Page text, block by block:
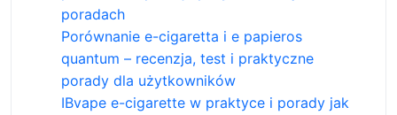
poradach
Porównanie e-cigaretta i e papieros
quantum – recenzja, test i praktyczne
porady dla użytkowników
IBvape e-cigarette w praktyce i porady jak